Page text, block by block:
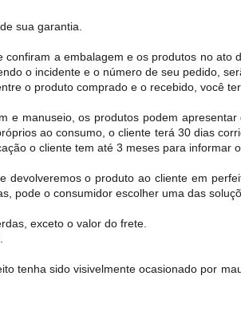
sua garantia.
confiram a embalagem e os produtos no
o incidente e o número de seu pedido,
o produto comprado e o recebido, você
e manuseio, os produtos podem
ao consumo, o cliente terá 30 dias
o cliente tem até 3 meses para informar o
devolveremos o produto ao cliente em
pode o consumidor escolher uma das
exceto o valor do frete.
tenha sido visivelmente ocasionado por